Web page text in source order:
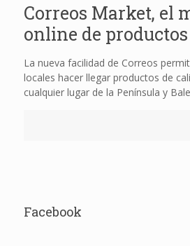
Correos Market, el
online de
La nueva facilidad de Correos
locales hacer llegar productos de
cualquier lugar de la Península y
Facebook